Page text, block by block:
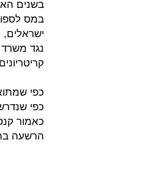
בשנים
במס
נגד
כפי
כפי
כאמור
הרשעה